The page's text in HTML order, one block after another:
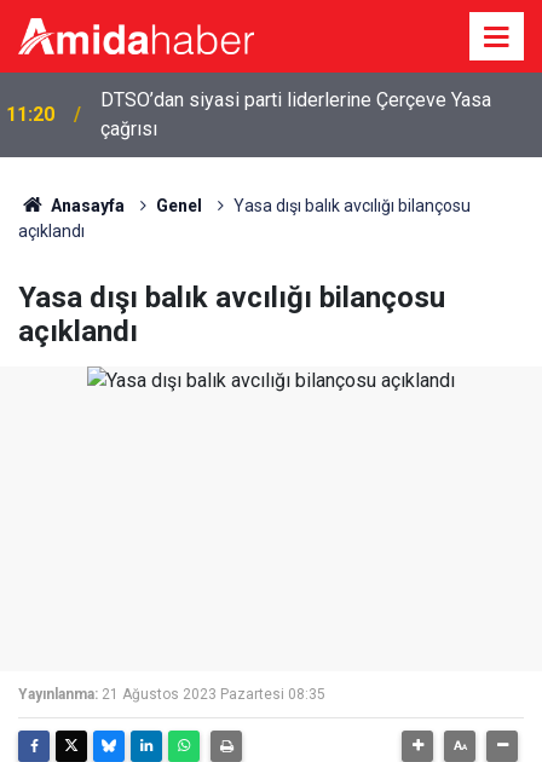
11:20
DTSO’dan siyasi parti liderlerine Çerçeve Yasa
çağrısı
Anasayfa Genel
Yasa dışı balık avcılığı bilançosu
açıklandı
Yasa dışı balık avcılığı bilançosu
açıklandı
Yayınlanma: 21 Ağustos 2023 Pazartesi 08:35